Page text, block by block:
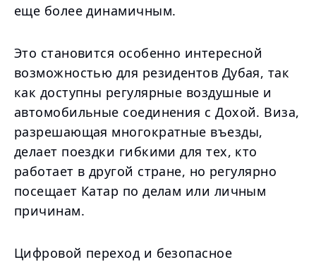
еще более динамичным.
Это становится особенно интересной
возможностью для резидентов Дубая, так
как доступны регулярные воздушные и
автомобильные соединения с Дохой. Виза,
разрешающая многократные въезды,
делает поездки гибкими для тех, кто
работает в другой стране, но регулярно
посещает Катар по делам или личным
причинам.
Цифровой переход и безопасное